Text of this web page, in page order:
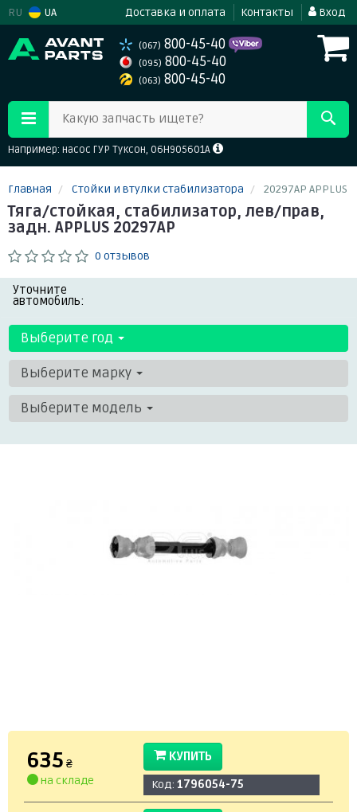
RU UA Доставка и оплата Контакты Вход
(067) 800-45-40
(095) 800-45-40
(063) 800-45-40
Какую запчасть ищете?
Например: насос ГУР Туксон, 06H905601A
Главная Стойки и втулки стабилизатора 20297AP APPLUS
Тяга/стойкая, стабилизатор, лев/прав,
задн. APPLUS 20297AP
0 отзывов
Уточните
автомобиль:
Выберите год
Выберите марку
Выберите модель
635 ₴
на складе
КУПИТЬ
Код: 1796054-75